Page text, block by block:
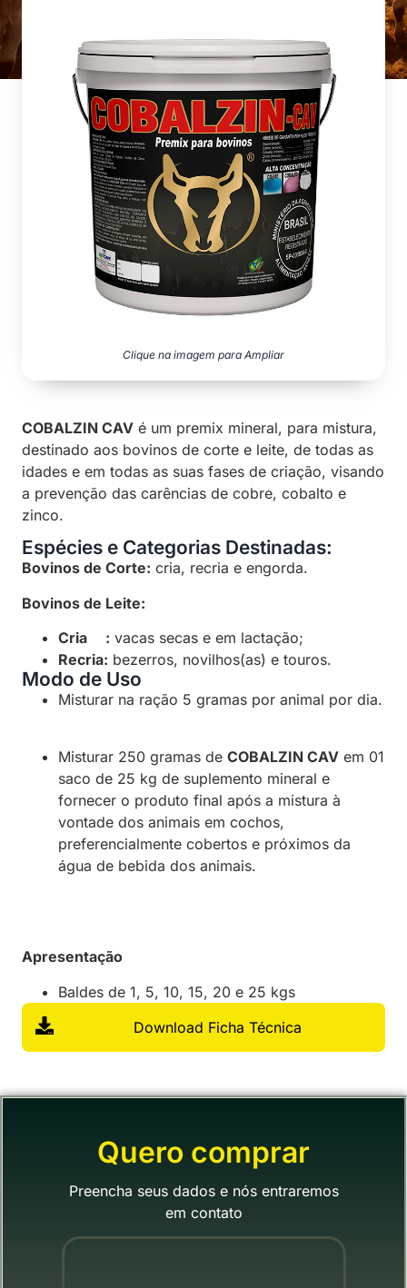
Clique na imagem para Ampliar
COBALZIN CAV é um premix mineral, para mistura,
destinado aos bovinos de corte e leite, de todas as
idades e em todas as suas fases de criação, visando
a prevenção das carências de cobre, cobalto e
zinco.
Espécies e Categorias Destinadas:
Bovinos de Corte: cria, recria e engorda.
Bovinos de Leite:
Cria : vacas secas e em lactação;
Recria: bezerros, novilhos(as) e touros.
Modo de Uso
Misturar na ração 5 gramas por animal por dia.
Misturar 250 gramas de COBALZIN CAV em 01
saco de 25 kg de suplemento mineral e
fornecer o produto final após a mistura à
vontade dos animais em cochos,
preferencialmente cobertos e próximos da
água de bebida dos animais.
Apresentação
Baldes de 1, 5, 10, 15, 20 e 25 kgs
Download Ficha Técnica
Quero comprar
Preencha seus dados e nós entraremos
em contato
"